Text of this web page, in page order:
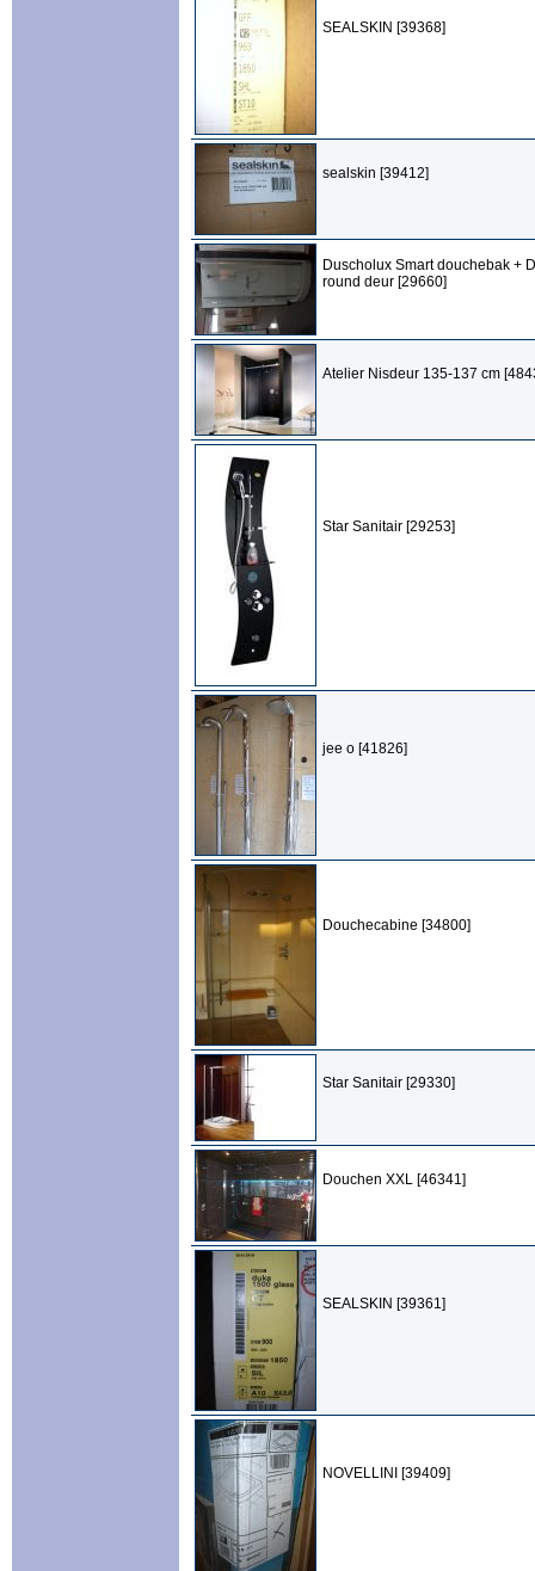
SEALSKIN [39368]
sealskin [39412]
Duscholux Smart douchebak +
round deur [29660]
Atelier Nisdeur 135-137 cm
Star Sanitair [29253]
jee o [41826]
Douchecabine [34800]
Star Sanitair [29330]
Douchen XXL [46341]
SEALSKIN [39361]
NOVELLINI [39409]